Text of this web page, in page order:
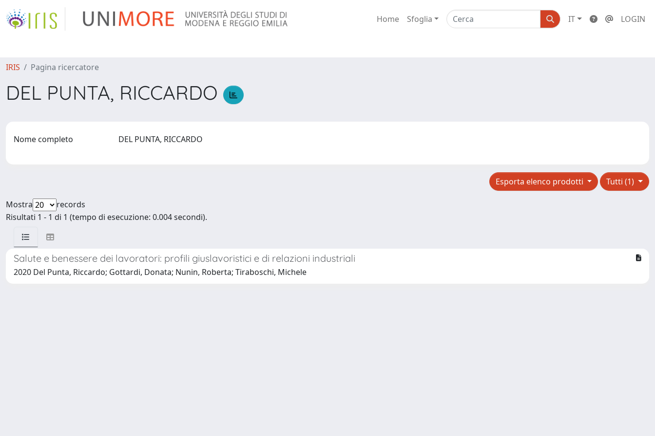
Home Sfoglia IT LOGIN
IRIS Pagina ricercatore
DEL PUNTA, RICCARDO
Nome completo DEL PUNTA, RICCARDO
Tutti (1)
Esporta elenco prodotti
Mostra
records
Risultati 1 - 1 di 1 (tempo di esecuzione: 0.004 secondi).
Salute e benessere dei lavoratori: profili giuslavoristici e di relazioni industriali
2020 Del Punta, Riccardo; Gottardi, Donata; Nunin, Roberta; Tiraboschi, Michele